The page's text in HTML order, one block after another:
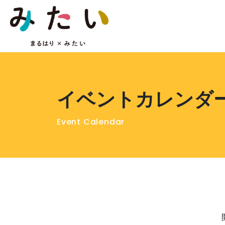
イベントカレンダ
Event Calendar